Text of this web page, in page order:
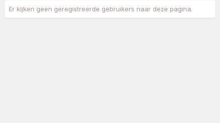
Er kijken geen geregistreerde gebruikers naar deze pagina.